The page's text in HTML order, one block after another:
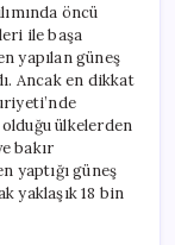
öncü
ile başa
yapılan güneş
Ancak en dikkat
ülkelerden
bakır
yaptığı güneş
yaklaşık 18 bin